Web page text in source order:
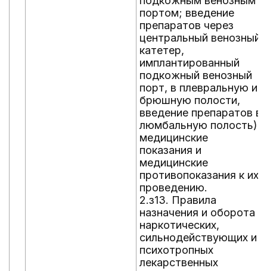
портом; введение
препаратов через
центральный венозный
катетер,
имплантированный
подкожный венозный
порт, в плевральную и
брюшную полости,
введение препаратов в
люмбальную полость),
медицинские
показания и
медицинские
противопоказания к их
проведению.
2.з13. Правила
назначения и оборота
наркотических,
сильнодействующих и
психотропных
лекарственных